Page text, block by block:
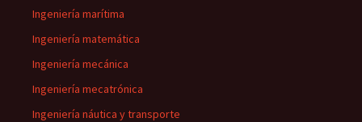
Ingeniería marítima
Ingeniería matemática
Ingeniería mecánica
Ingeniería mecatrónica
Ingeniería náutica y transporte